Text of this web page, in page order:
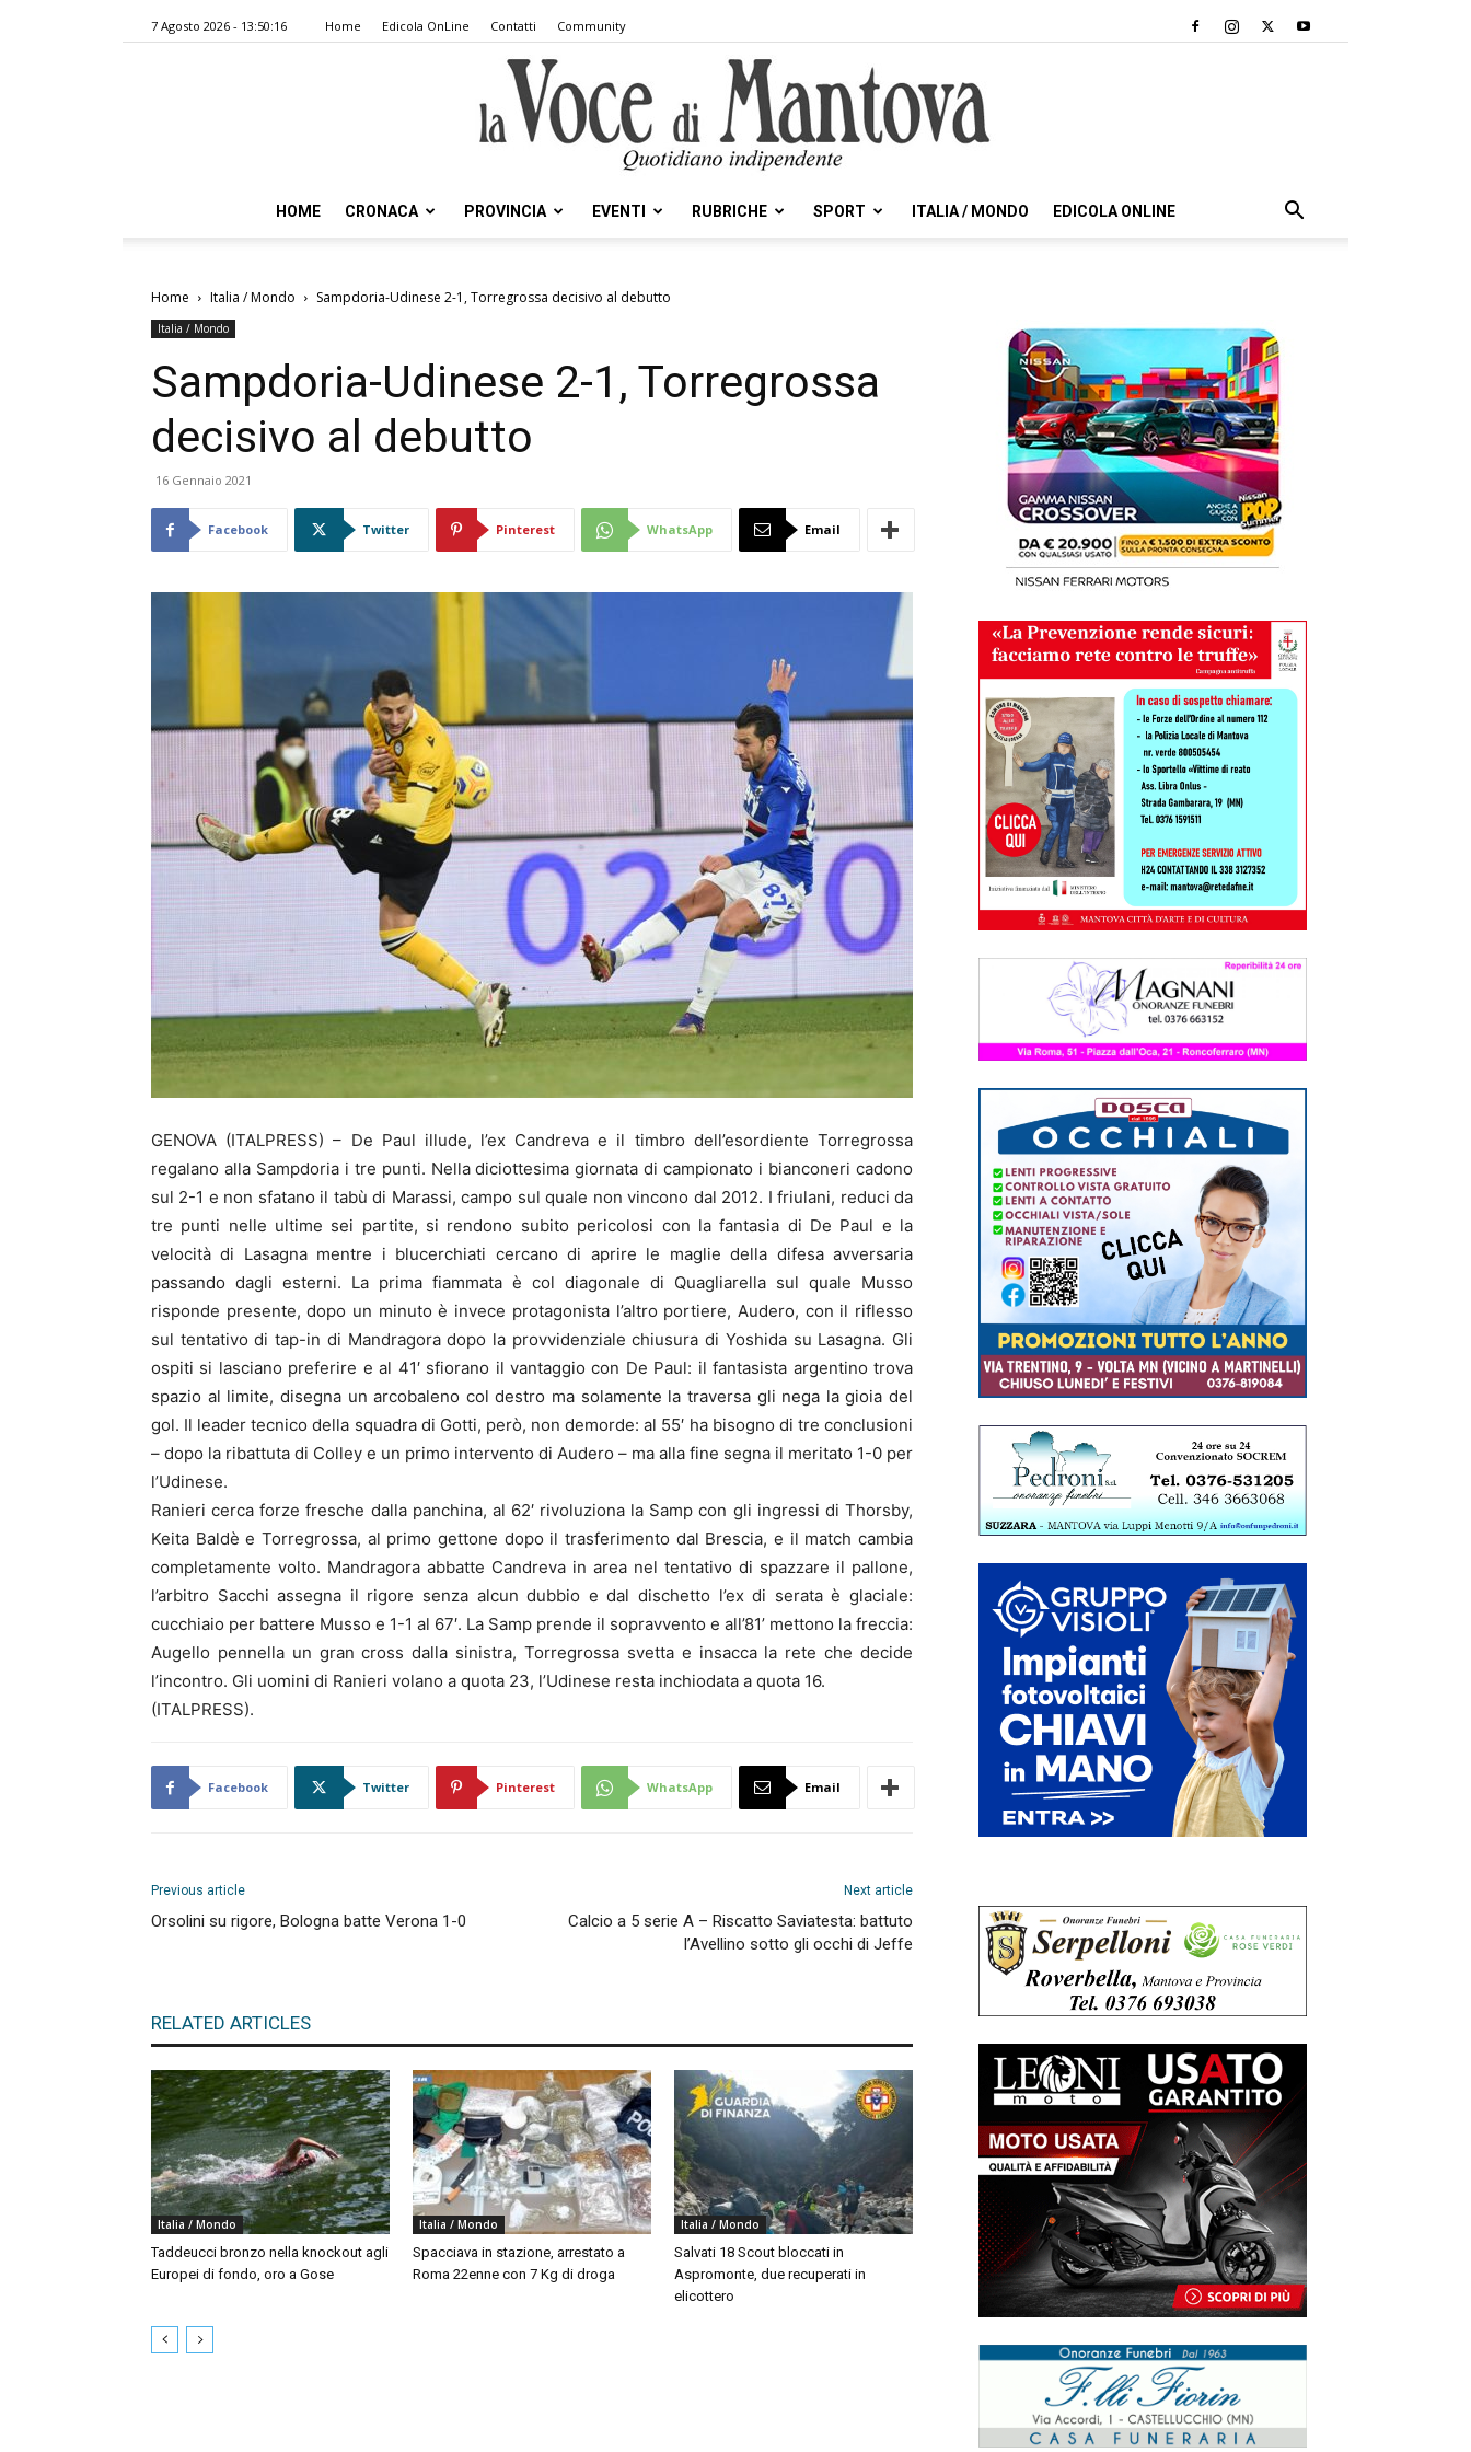
7 Agosto 2026 - 13:50:16 Home Edicola OnLine Contatti Community
Voce
Mantova
HOME CRONACA PROVINCIA EVENTI RUBRICHE SPORT ITALIA / MONDO EDICOLA ONLINE
Home Italia / Mondo Sampdoria-Udinese 2-1, Torregrossa decisivo al debutto
Italia / Mondo
Sampdoria-Udinese 2-1, Torregrossa
decisivo al debutto
16 Gennaio 2021
Facebook Twitter Pinterest WhatsApp Email
GENOVA (ITALPRESS) – De Paul illude, l’ex Candreva e il timbro dell’esordiente Torregrossa
regalano alla Sampdoria i tre punti. Nella diciottesima giornata di campionato i bianconeri cadono
sul 2-1 e non sfatano il tabù di Marassi, campo sul quale non vincono dal 2012. I friulani, reduci da
tre punti nelle ultime sei partite, si rendono subito pericolosi con la fantasia di De Paul e la
velocità di Lasagna mentre i blucerchiati cercano di aprire le maglie della difesa avversaria
passando dagli esterni. La prima fiammata è col diagonale di Quagliarella sul quale Musso
risponde presente, dopo un minuto è invece protagonista l’altro portiere, Audero, con il riflesso
sul tentativo di tap-in di Mandragora dopo la provvidenziale chiusura di Yoshida su Lasagna. Gli
ospiti si lasciano preferire e al 41′ sfiorano il vantaggio con De Paul: il fantasista argentino trova
spazio al limite, disegna un arcobaleno col destro ma solamente la traversa gli nega la gioia del
gol. Il leader tecnico della squadra di Gotti, però, non demorde: al 55′ ha bisogno di tre conclusioni
– dopo la ribattuta di Colley e un primo intervento di Audero – ma alla fine segna il meritato 1-0 per
l’Udinese.
Ranieri cerca forze fresche dalla panchina, al 62′ rivoluziona la Samp con gli ingressi di Thorsby,
Keita Baldè e Torregrossa, al primo gettone dopo il trasferimento dal Brescia, e il match cambia
completamente volto. Mandragora abbatte Candreva in area nel tentativo di spazzare il pallone,
l’arbitro Sacchi assegna il rigore senza alcun dubbio e dal dischetto l’ex di serata è glaciale:
cucchiaio per battere Musso e 1-1 al 67′. La Samp prende il sopravvento e all’81’ mettono la freccia:
Augello pennella un gran cross dalla sinistra, Torregrossa svetta e insacca la rete che decide
l’incontro. Gli uomini di Ranieri volano a quota 23, l’Udinese resta inchiodata a quota 16.
(ITALPRESS).
Facebook Twitter Pinterest WhatsApp Email
Previous article
Orsolini su rigore, Bologna batte Verona 1-0
Next article
Calcio a 5 serie A – Riscatto Saviatesta: battuto
l’Avellino sotto gli occhi di Jeffe
RELATED ARTICLES
Italia / Mondo
Taddeucci bronzo nella knockout agli
Europei di fondo, oro a Gose
Italia / Mondo
Spacciava in stazione, arrestato a
Roma 22enne con 7 Kg di droga
Italia / Mondo
Salvati 18 Scout bloccati in
Aspromonte, due recuperati in
elicottero